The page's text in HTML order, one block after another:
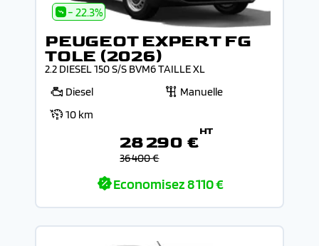
- 22.3%
PEUGEOT EXPERT FG
TOLE (2026)
2.2 DIESEL 150 S/S BVM6 TAILLE XL
Diesel
Manuelle
10 km
28 290 €
HT
36 400 €
Economisez8 110 €